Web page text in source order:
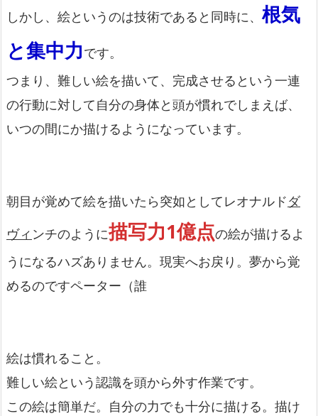
しかし、絵というのは技術であると同時に、 根気
と集中力です。
つまり、難しい絵を描いて、完成させるという一連
の行動に対して自分の身体と頭が慣れでしまえば、
いつの間にか描けるようになっています。
朝目が覚めて絵を描いたら突如としてレオナルドダ
ヴィ ンチのように描写力1億点の絵が描けるよ
うになるハズありません。現実へお戻り。夢から覚
めるのですペーター（誰
絵は慣れること。
難しい絵という認識を頭から外す作業です。
この絵は簡単だ。自分の力でも十分に描ける。描け